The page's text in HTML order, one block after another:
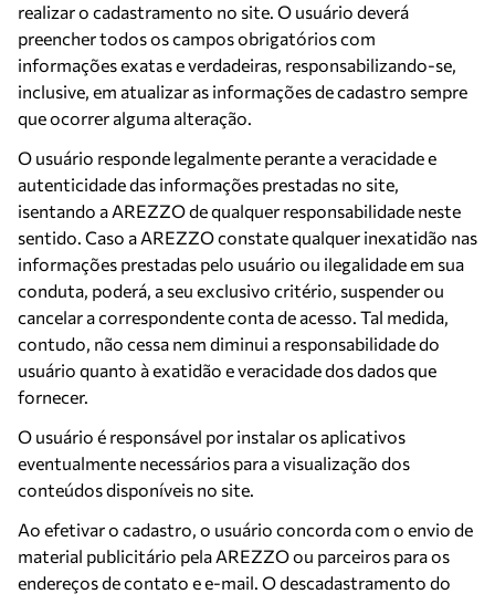
realizar o cadastramento no site. O usuário deverá
preencher todos os campos obrigatórios com
informações exatas e verdadeiras, responsabilizando-se,
inclusive, em atualizar as informações de cadastro sempre
que ocorrer alguma alteração.
O usuário responde legalmente perante a veracidade e
autenticidade das informações prestadas no site,
isentando a AREZZO de qualquer responsabilidade neste
sentido. Caso a AREZZO constate qualquer inexatidão nas
informações prestadas pelo usuário ou ilegalidade em sua
conduta, poderá, a seu exclusivo critério, suspender ou
cancelar a correspondente conta de acesso. Tal medida,
contudo, não cessa nem diminui a responsabilidade do
usuário quanto à exatidão e veracidade dos dados que
fornecer.
O usuário é responsável por instalar os aplicativos
eventualmente necessários para a visualização dos
conteúdos disponíveis no site.
Ao efetivar o cadastro, o usuário concorda com o envio de
material publicitário pela AREZZO ou parceiros para os
endereços de contato e e-mail. O descadastramento do